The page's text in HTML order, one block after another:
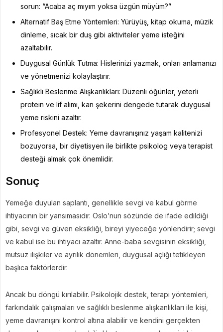
sorun: “Acaba aç mıyım yoksa üzgün müyüm?”
Alternatif Baş Etme Yöntemleri: Yürüyüş, kitap okuma, müzik
dinleme, sıcak bir duş gibi aktiviteler yeme isteğini
azaltabilir.
Duygusal Günlük Tutma: Hislerinizi yazmak, onları anlamanızı
ve yönetmenizi kolaylaştırır.
Sağlıklı Beslenme Alışkanlıkları: Düzenli öğünler, yeterli
protein ve lif alımı, kan şekerini dengede tutarak duygusal
yeme riskini azaltır.
Profesyonel Destek: Yeme davranışınız yaşam kalitenizi
bozuyorsa, bir diyetisyen ile birlikte psikolog veya terapist
desteği almak çok önemlidir.
Sonuç
Yemeğe duyulan saplantı, genellikle sevgi ve kabul görme
ihtiyacının bir yansımasıdır. Oslo’nun sözünde de ifade edildiği
gibi, sevgi ve güven eksikliği, bireyi yiyeceğe yönlendirir; sevgi
ve kabul ise bu ihtiyacı azaltır. Anne-baba sevgisinin eksikliği,
mutsuz ilişkiler ve ayrılık dönemleri, duygusal açlığı tetikleyen
başlıca faktörlerdir.
Ancak bu döngü kırılabilir. Psikolojik destek, terapi yöntemleri,
farkındalık çalışmaları ve sağlıklı beslenme alışkanlıkları ile kişi,
yeme davranışını kontrol altına alabilir ve kendini gerçekten